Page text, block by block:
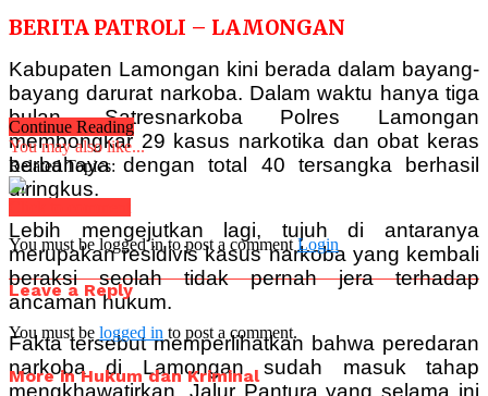
BERITA PATROLI – LAMONGAN
Kabupaten Lamongan kini berada dalam bayang-
bayang darurat narkoba. Dalam waktu hanya tiga
bulan, Satresnarkoba Polres Lamongan
membongkar 29 kasus narkotika dan obat keras
berbahaya dengan total 40 tersangka berhasil
diringkus.
Lebih mengejutkan lagi, tujuh di antaranya
merupakan residivis kasus narkoba yang kembali
beraksi seolah tidak pernah jera terhadap
ancaman hukum.
Fakta tersebut memperlihatkan bahwa peredaran
narkoba di Lamongan sudah masuk tahap
Continue Reading
You may also like...
Related Topics:
You must be logged in to post a comment Login
Leave a Reply
You must be logged in to post a comment.
More in Hukum dan Kriminal